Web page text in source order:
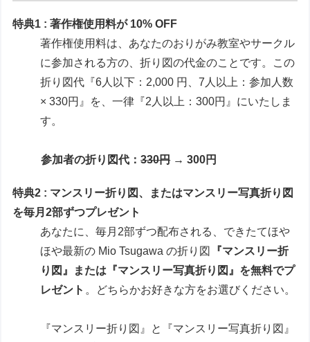
特典1 : 著作権使用料が 10% OFF
著作権使用料は、あなたのおりがみ教室やサークル
に参加される方の、折り図の代金のことです。この
折り図代『6人以下：2,000 円、7人以上：参加人数
× 330円』を、一律『2人以上：300円』にいたしま
す。
参加者の折り図代：330円→ 300円
特典2 : マンスリー折り図、またはマンスリー写真折り図
を毎月2部ずつプレゼント
あなたに、毎月2部ずつ配布される、できたてほや
ほや最新の Mio Tsugawa の折り図
『マンスリー折
り図』または『マンスリー写真折り図』を無料でプ
レゼント 。どちらかお好きな方をお選びください。
『マンスリー折り図』と『マンスリー写真折り図』